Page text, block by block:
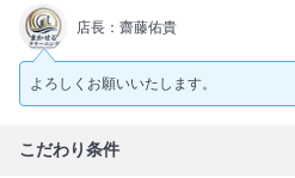
店長：齋藤佑貴
よろしくお願いいたします。
こだわり条件